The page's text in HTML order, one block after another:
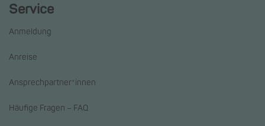
Service
Anmeldung
Anreise
Ansprechpartner*innen
Häufige Fragen – FAQ